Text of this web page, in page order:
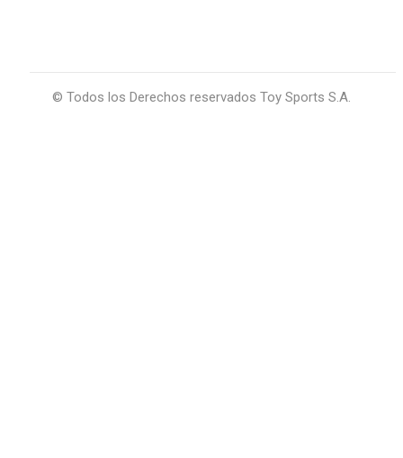
© Todos los Derechos reservados Toy Sports S.A.